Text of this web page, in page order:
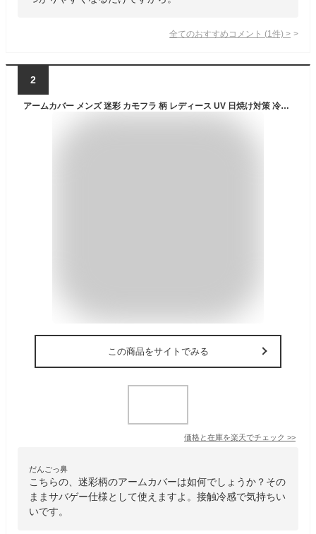
全てのおすすめコメント (1 件) >
2
アームカバー メンズ 迷彩 カモフラ 柄 レディース UV 日焼け対策 冷感 スポーツ シルク風 涼しい お洒落 グレー 青 サバゲー 3色 左右 新品 送料無料 YZ164
この商品をサイトでみる
価格と在庫を楽天でチェック >>
だんごっ鼻
こちらの、迷彩柄のアームカバーは如何でしょうか？その
ままサバゲー仕様として使えますよ。接触冷感で気持ちい
いです。